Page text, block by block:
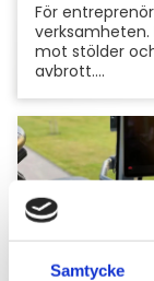
Samtycke
För
mot stölder
avbrott....